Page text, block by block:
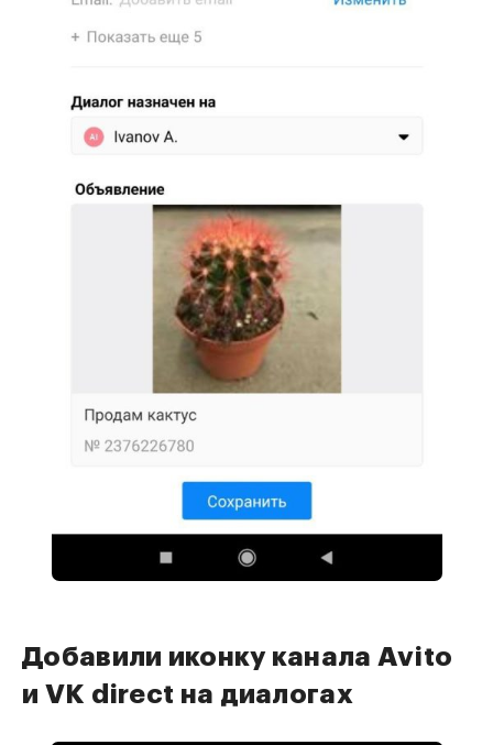
Добавили иконку канала Avito
и VK direct на диалогах